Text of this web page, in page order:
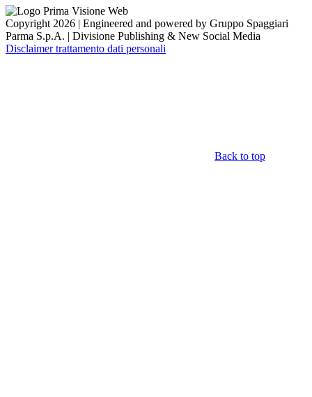
Copyright 2026 | Engineered and powered by Gruppo Spaggiari
Parma S.p.A. | Divisione Publishing & New Social Media
Disclaimer trattamento dati personali
Back to top